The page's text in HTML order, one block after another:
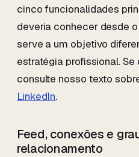
cinco funcionalidades
deveria conhecer desde
serve a um objetivo
estratégia profissional. Se
consulte nosso texto
LinkedIn.
Feed, conexões e
relacionamento